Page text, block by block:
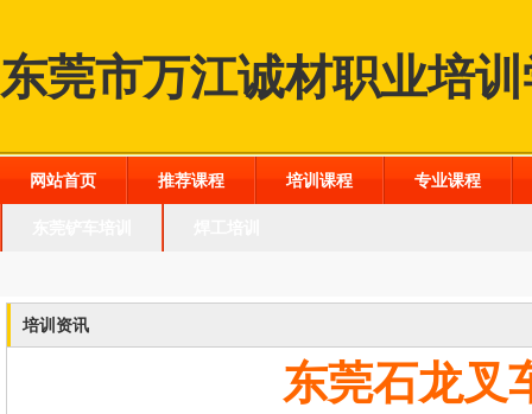
东莞市万江诚材职业培
网站首页 推荐课程 培训课程 专业课程
培训资讯
东莞石龙叉